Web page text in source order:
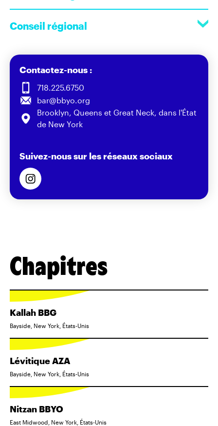
Conseil régional
Contactez-nous :
718.225.6750
bar@bbyo.org
Brooklyn, Queens et Great Neck, dans l'État
de New York
Suivez-nous sur les réseaux sociaux
Chapitres
Kallah BBG
Bayside, New York, États-Unis
Lévitique AZA
Bayside, New York, États-Unis
Nitzan BBYO
East Midwood, New York, États-Unis